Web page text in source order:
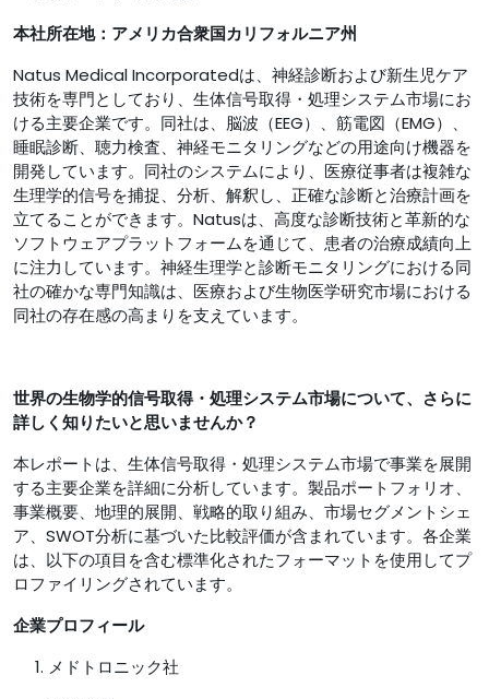
本社所在地： アメリカ合衆国カリフォルニア州
Natus Medical Incorporatedは、神経診断および新生児ケア
技術を専門としており、生体信号取得・処理システム市場にお
ける主要企業です。同社は、脳波（EEG）、筋電図（EMG）、
睡眠診断、聴力検査、神経モニタリングなどの用途向け機器を
開発しています。同社のシステムにより、医療従事者は複雑な
生理学的信号を捕捉、分析、解釈し、正確な診断と治療計画を
立てることができます。Natusは、高度な診断技術と革新的な
ソフトウェアプラットフォームを通じて、患者の治療成績向上
に注力しています。神経生理学と診断モニタリングにおける同
社の確かな専門知識は、医療および生物医学研究市場における
同社の存在感の高まりを支えています。
世界の生物学的信号取得・処理システム市場について、さらに
詳しく知りたいと思いませんか？
本レポートは、生体信号取得・処理システム市場で事業を展開
する主要企業を詳細に分析しています。製品ポートフォリオ、
事業概要、地理的展開、戦略的取り組み、市場セグメントシェ
ア、SWOT分析に基づいた比較評価が含まれています。各企業
は、以下の項目を含む標準化されたフォーマットを使用してプ
ロファイリングされています。
企業プロフィール
メドトロニック社